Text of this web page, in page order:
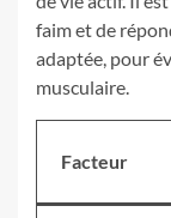
faim et de
adaptée, pour
musculaire.
Facteur